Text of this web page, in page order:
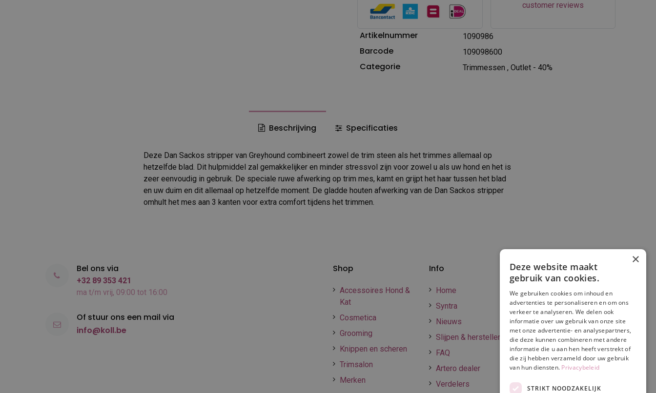
customer reviews
Artikelnummer 1090986
Barcode 109098600
Categorie Trimmessen , Outlet - 40%
Beschrijving Specificaties
Deze Dan Sackos stripper van Greyhound combineert zowel de trim steen als het trimmes allemaal op
hetzelfde blad. Dit hulpmiddel zal gemakkelijker en minder stressvol zijn voor zowel u als uw hond en het is
zeer eenvoudig in gebruik. De speciale ruwe afwerking op trim mes, kamt en grijpt het haar tussen het blad
en uw duim en dit allemaal op hetzelfde moment. De gladde houten afwerking van de Dan Sackos stripper
omhult het mes aan 3 kanten voor extra comfort tijdens het trimmen.
Info
Home
Syntra
Nieuws
Slijpen & herstellen
FAQ
Artero dealer
Verdelers
Shop
Accessoires Hond &
Kat
Cosmetica
Grooming
Knippen en scheren
Trimsalon
Merken
Verzenden en
betalen
Online betalen
Retourneren
Algemene
voorwaarden
Privacy & Cookie
policy
Disclaimer
Bel ons via
+32 89 353 421
ma t/m vrij, 09:00 tot 16:00
Of stuur ons een mail via
info@koll.be
×
Deze website maakt
gebruik van cookies.
We gebruiken cookies om inhoud en
advertenties te personaliseren en om ons
verkeer te analyseren. We delen ook
informatie over uw gebruik van onze site
met onze advertentie- en analysepartners,
die deze kunnen combineren met andere
informatie die u aan hen heeft verstrekt of
die zij hebben verzameld door uw gebruik
van hun diensten. Privacybeleid
STRIKT NOODZAKELIJK